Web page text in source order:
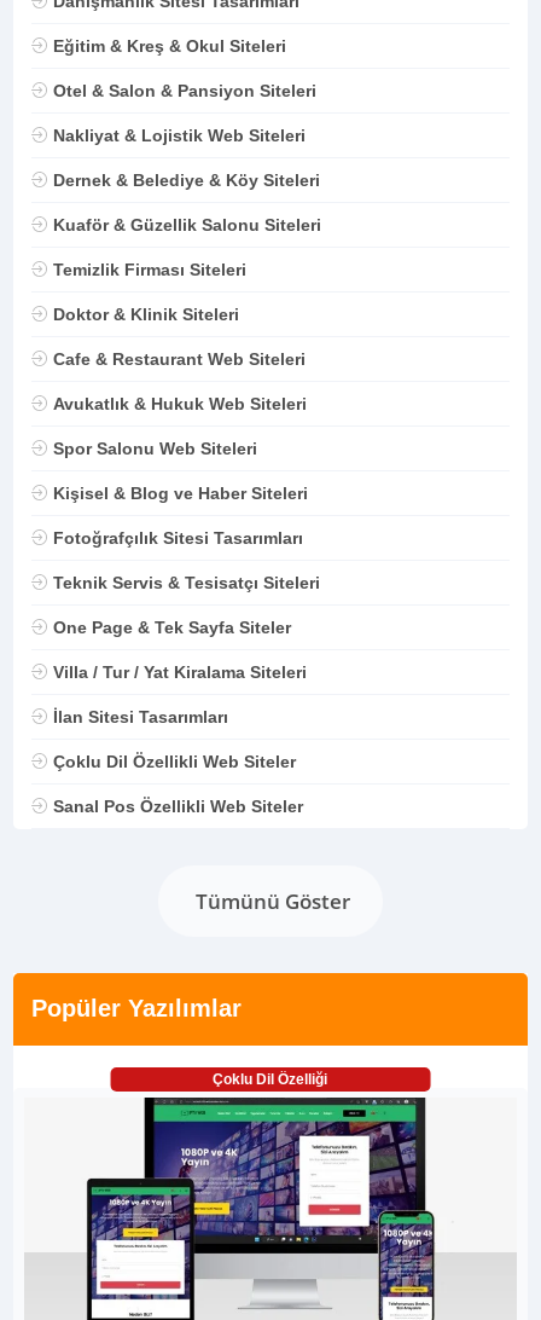
Eğitim & Kreş & Okul Siteleri
Otel & Salon & Pansiyon Siteleri
Nakliyat & Lojistik Web Siteleri
Dernek & Belediye & Köy Siteleri
Kuaför & Güzellik Salonu Siteleri
Temizlik Firması Siteleri
Doktor & Klinik Siteleri
Cafe & Restaurant Web Siteleri
Avukatlık & Hukuk Web Siteleri
Spor Salonu Web Siteleri
Kişisel & Blog ve Haber Siteleri
Fotoğrafçılık Sitesi Tasarımları
Teknik Servis & Tesisatçı Siteleri
One Page & Tek Sayfa Siteler
Villa / Tur / Yat Kiralama Siteleri
İlan Sitesi Tasarımları
Çoklu Dil Özellikli Web Siteler
Sanal Pos Özellikli Web Siteler
Tümünü Göster
Popüler Yazılımlar
Çoklu Dil Özelliği